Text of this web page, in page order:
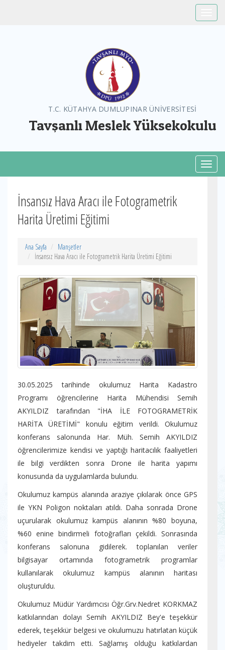
T.C. KÜTAHYA DUMLUPINAR ÜNİVERSİTESİ
Tavşanlı Meslek Yüksekokulu
İnsansız Hava Aracı ile Fotogrametrik
Harita Üretimi Eğitimi
Ana Sayfa
Manşetler
İnsansız Hava Aracı ile Fotogrametrik Harita Üretimi Eğitimi
30.05.2025 tarihinde okulumuz Harita Kadastro
Programı öğrencilerine Harita Mühendisi Semih
AKYILDIZ tarafından "İHA İLE FOTOGRAMETRİK
HARİTA ÜRETİMİ" konulu eğitim verildi. Okulumuz
konferans salonunda Har. Müh. Semih AKYILDIZ
öğrencilerimize kendisi ve yaptığı haritacılık faaliyetleri
ile bilgi verdikten sonra Drone ile harita yapımı
konusunda da uygulamlarda bulundu.
Okulumuz kampüs alanında araziye çıkılarak önce GPS
ile YKN Poligon noktaları atıldı. Daha sonrada Drone
uçurularak okulumuz kampüs alanının %80 boyuna,
%60 enine bindirmeli fotoğrafları çekildi. Sonrasında
konferans salonuna gidilerek. toplanılan veriler
bilgisayar ortamında fotogrametrik programlar
kullanılarak okulumuz kampüs alanının haritası
oluşturuldu.
Okulumuz Müdür Yardımcısı Öğr.Grv.Nedret KORKMAZ
katkılarından dolayı Semih AKYILDIZ Bey'e teşekkür
ederek, teşekkür belgesi ve okulumuzu hatırlatan küçük
hediyeler takdim etti. Sağlamış olduğu katkılardan